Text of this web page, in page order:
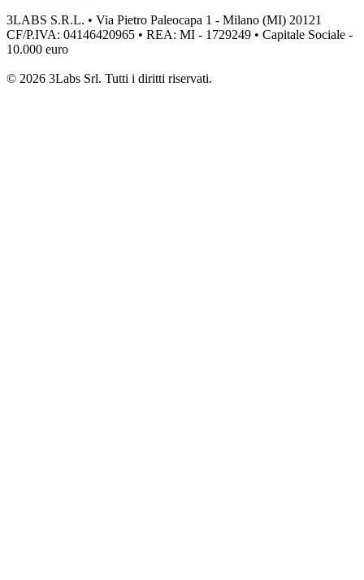
3LABS S.R.L. • Via Pietro Paleocapa 1 - Milano (MI) 20121
CF/P.IVA: 04146420965 • REA: MI - 1729249 • Capitale Sociale -
10.000 euro
© 2026 3Labs Srl. Tutti i diritti riservati.